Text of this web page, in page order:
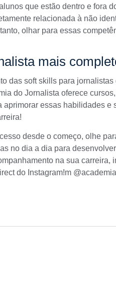
que estão dentro e fora
relacionada à não
olhar para essas
mais
das soft skills para
do Jornalista oferece cursos
aprimorar essas habilidades e
desde o começo, olhe
no dia a dia para
na sua carreira,
do Instagram!m